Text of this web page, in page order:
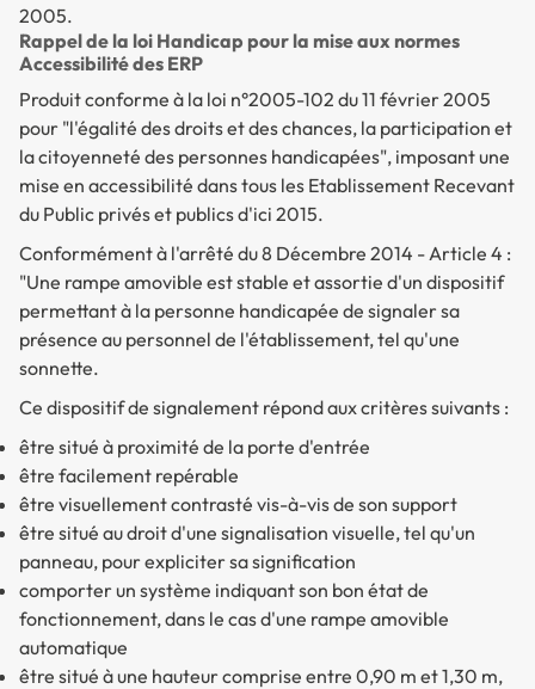
2005.
Rappel de la loi Handicap pour la mise aux normes
Accessibilité des ERP
Produit conforme à la loi n°2005-102 du 11 février 2005
pour "l'égalité des droits et des chances, la participation et
la citoyenneté des personnes handicapées", imposant une
mise en accessibilité dans tous les Etablissement Recevant
du Public privés et publics d'ici 2015.
Conformément à l'arrêté du 8 Décembre 2014 - Article 4 :
"Une rampe amovible est stable et assortie d'un dispositif
permettant à la personne handicapée de signaler sa
présence au personnel de l'établissement, tel qu'une
sonnette.
Ce dispositif de signalement répond aux critères suivants :
être situé à proximité de la porte d'entrée
être facilement repérable
être visuellement contrasté vis-à-vis de son support
être situé au droit d'une signalisation visuelle, tel qu'un
panneau, pour expliciter sa signification
comporter un système indiquant son bon état de
fonctionnement, dans le cas d'une rampe amovible
automatique
être situé à une hauteur comprise entre 0,90 m et 1,30 m,